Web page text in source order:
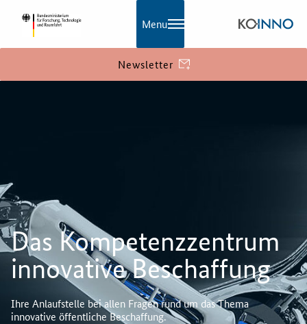
Menu
Newsletter
Das Kompetenzzentrum
innovative Beschaffung
Ihre Anlaufstelle bei allen Fragen rund um das Thema
innovative öffentliche Beschaffung.